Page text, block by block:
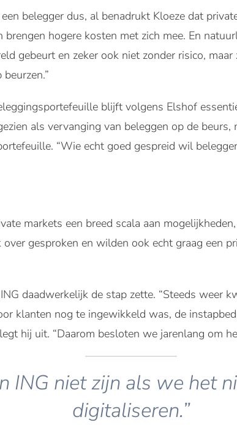
belegger dus, al benadrukt Kloeze dat
brengen hogere kosten met zich mee. En
gebeurt en zeker ook niet zonder risico,
blijft volgens Elshof
als vervanging van beleggen op de beurs,
“Wie echt goed gespreid wil
markets een breed scala aan
over gesproken en wilden ook echt graag een
daadwerkelijk de stap zette. “Steeds weer
klanten nog te ingewikkeld was, de
hij uit. “Daarom besloten we jarenlang om
ING niet zijn als we het
digitaliseren.”